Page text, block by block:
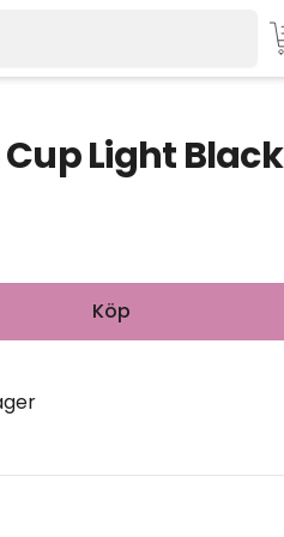
Light Black
Köp